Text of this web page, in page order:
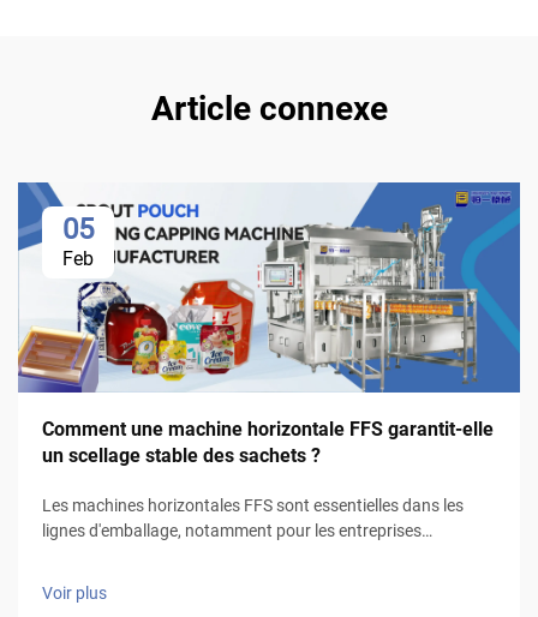
Article connexe
05
Feb
Comment une machine horizontale FFS garantit-elle
un scellage stable des sachets ?
Les machines horizontales FFS sont essentielles dans les
lignes d'emballage, notamment pour les entreprises
principaux fabricants de machines FFS, a su affiner ses
Voir plus